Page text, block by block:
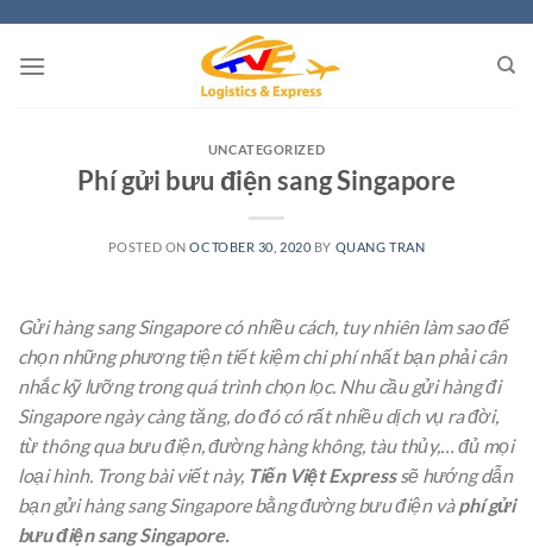
content
UNCATEGORIZED
Phí gửi bưu điện sang Singapore
POSTED ONOCTOBER 30, 2020 BY QUANG TRAN
Gửi hàng sang Singapore có nhiều cách, tuy nhiên làm sao để
chọn những phương tiện tiết kiệm chi phí nhất bạn phải cân
nhắc kỹ lưỡng trong quá trình chọn lọc. Nhu cầu gửi hàng đi
Singapore ngày càng tăng, do đó có rất nhiều dịch vụ ra đời,
từ thông qua bưu điện, đường hàng không, tàu thủy,… đủ mọi
loại hình. Trong bài viết này, Tiến Việt Expresssẽ hướng dẫn
bạn gửi hàng sang Singapore bằng đường bưu điện vàphí gửi
bưu điện sang Singapore.